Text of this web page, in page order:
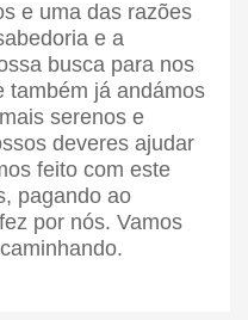
e uma das razões
e a
busca para nos
também já andámos
serenos e
deveres ajudar
feito com este
pagando ao
por nós. Vamos